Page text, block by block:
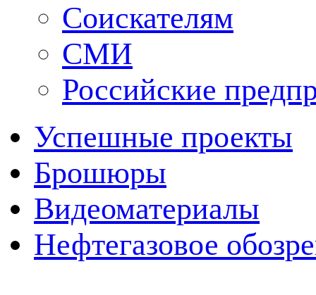
Соискателям
СМИ
Российские
Успешные проекты
Брошюры
Видеоматериалы
Нефтегазовое